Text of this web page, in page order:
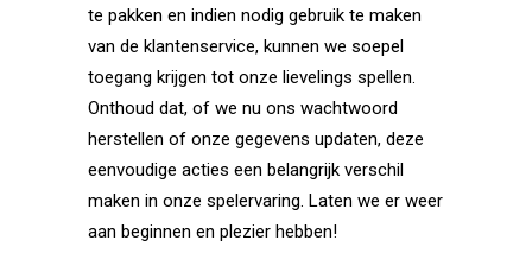
te pakken en indien nodig gebruik te maken
van de klantenservice, kunnen we soepel
toegang krijgen tot onze lievelings spellen.
Onthoud dat, of we nu ons wachtwoord
herstellen of onze gegevens updaten, deze
eenvoudige acties een belangrijk verschil
maken in onze spelervaring. Laten we er weer
aan beginnen en plezier hebben!